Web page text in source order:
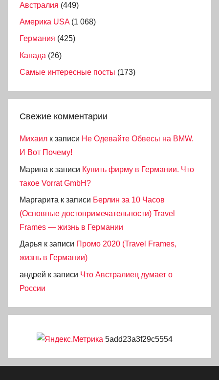
Австралия (449)
Америка USA(1 068)
Германия (425)
Канада (26)
Самые интересные посты (173)
Свежие комментарии
Михаил к записи Не Одевайте Обвесы на BMW.
И Вот Почему!
Марина к записи Купить фирму в Германии. Что
такое Vorrat GmbH?
Маргарита к записи Берлин за 10 Часов
(Основные достопримечательности) Travel
Frames — жизнь в Германии
Дарья к записи Промо 2020 (Travel Frames,
жизнь в Германии)
андрей к записи Что Австралиец думает о
России
5add23a3f29c5554